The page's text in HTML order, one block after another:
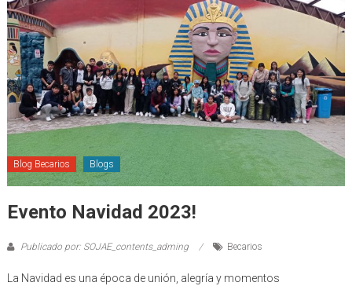
Blog Becarios Blogs
Evento Navidad 2023!
Publicado por: SOJAE_contents_adming Becarios
La Navidad es una época de unión, alegría y momentos